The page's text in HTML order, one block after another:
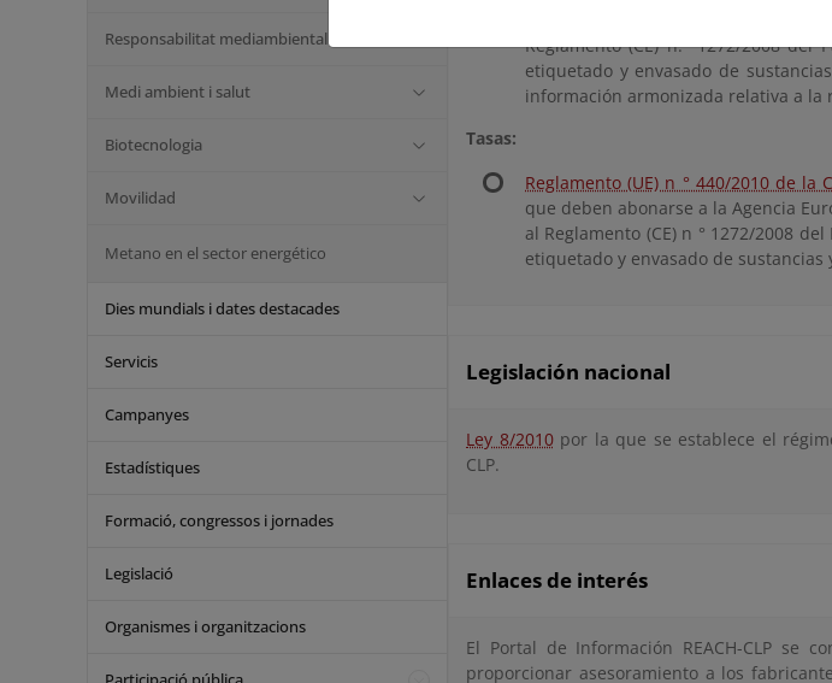
Responsabilitat mediambiental
Medi ambient i salut
Biotecnologia
Movilidad
Metano en el sector energético
Dies mundials i dates destacades
Servicis
Campanyes
Estadístiques
Formació, congressos i jornades
Legislació
Organismes i organitzacions
Reglamento (CE) n.° 1272/2008 del
etiquetado y envasado de
información armonizada relativa a la
Tasas:
Reglamento (UE) n ° 440/2010 de la
que deben abonarse a la Agencia
al Reglamento (CE) n ° 1272/2008
etiquetado y envasado de sustancias
Legislación nacional
Ley 8/2010por la que se establece el
CLP.
Enlaces de interés
El Portal de Información REACH-CLP se
proporcionar asesoramiento a los